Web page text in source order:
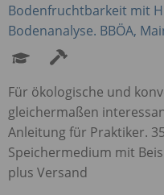
Bodenfruchtbarkeit mit
Bodenanalyse. BBÖA,
Für ökologische und
gleichermaßen
Anleitung für Praktiker.
Speichermedium mit
plus Versand